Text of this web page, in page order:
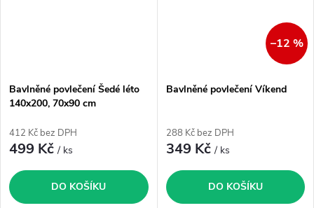
Bavlněné povlečení Šedé léto
140x200, 70x90 cm
412 Kč bez DPH
499 Kč/ ks
DO KOŠÍKU
–12 %
Bavlněné povlečení Víkend
288 Kč bez DPH
349 Kč/ ks
DO KOŠÍKU